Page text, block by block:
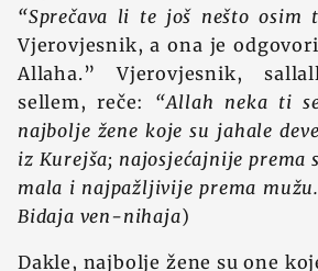
“Sprečava li te još nešto osim
Vjerovjesnik, a ona je
Allaha.” Vjerovjesnik,
sellem, reče: “Allah neka ti
najbolje žene koje su jahale
iz Kurejša; najosjećajnije prema
mala i najpažljivije prema
Bidaja ven-nihaja)
Dakle, najbolje žene su one